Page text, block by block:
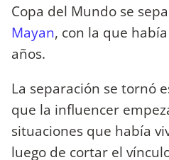
Copa del Mundo se
Mayan, con la que
años.
La separación se tornó
que la influencer
situaciones que había
luego de cortar el